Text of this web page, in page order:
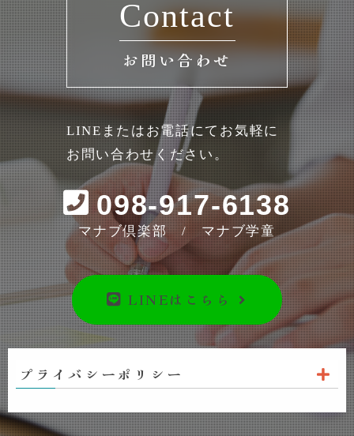
Contact
お問い合わせ
LINEまたはお電話にてお気軽に
お問い合わせください。
098-917-6138
マナブ倶楽部 / マナブ学童
LINEはこちら
プライバシーポリシー